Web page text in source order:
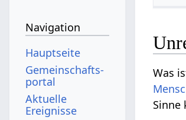
Was
Sinne
Navigation
Hauptseite
Gemeinschafts­
portal
Aktuelle
Ereignisse